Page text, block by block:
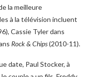
la meilleure
à la télévision incluent
Cassie Tyler dans
Rock & Chips(2010-11).
date, Paul Stocker, à